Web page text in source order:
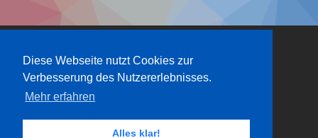
Diese Webseite nutzt Cookies zur
Verbesserung des Nutzererlebnisses.
Mehr erfahren
Alles klar!